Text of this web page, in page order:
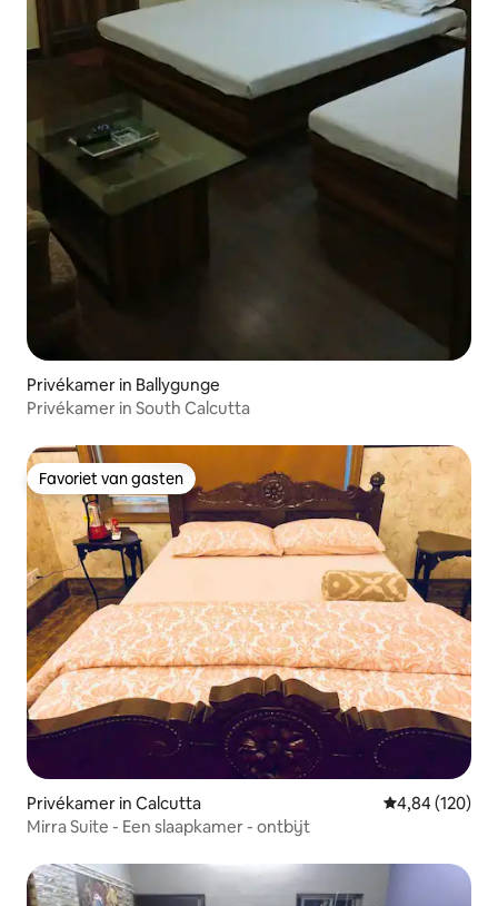
Privékamer in Ballygunge
Privékamer in South Calcutta
Favoriet van gasten
Favoriet van gasten
Privékamer in Calcutta Gemiddelde
4,84 (120)
Mirra Suite - Een slaapkamer - ontbijt